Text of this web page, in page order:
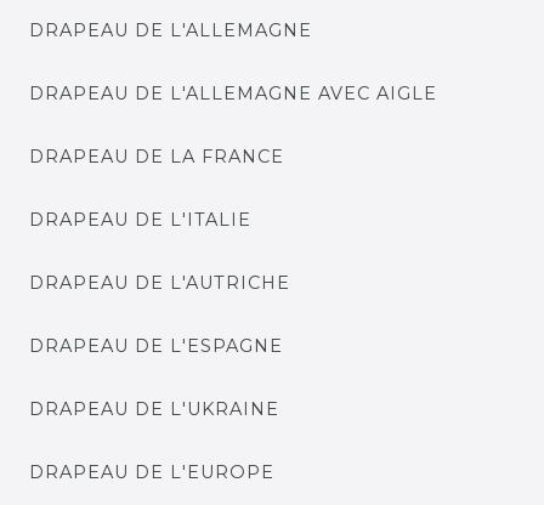
DRAPEAU DE L'ALLEMAGNE
DRAPEAU DE L'ALLEMAGNE AVEC AIGLE
DRAPEAU DE LA FRANCE
DRAPEAU DE L'ITALIE
DRAPEAU DE L'AUTRICHE
DRAPEAU DE L'ESPAGNE
DRAPEAU DE L'UKRAINE
DRAPEAU DE L'EUROPE